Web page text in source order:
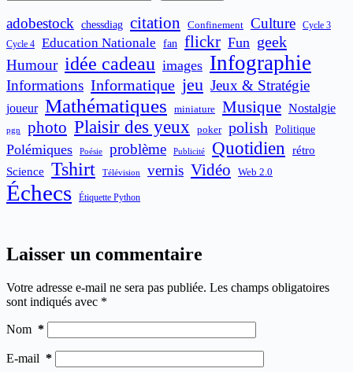
adobestock chessdiag citation Confinement Culture Cycle 3
Cycle 4 Education Nationale fan flickr Fun geek
Humour idée cadeau images Infographie
Informations Informatique jeu Jeux & Stratégie
joueur Mathématiques miniature Musique Nostalgie
pgn photo Plaisir des yeux poker polish Politique
Polémiques Poésie problème Publicité Quotidien
rétro
Science
Tshirt Télévision vernis Vidéo Web 2.0
Échecs Étiquette Python
Laisser un commentaire
Votre adresse e-mail ne sera pas publiée. Les champs obligatoires
sont indiqués avec *
Nom *
E-mail *